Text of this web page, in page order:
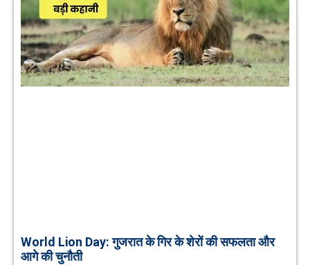
World Lion Day: गुजरात के गिर के शेरों की सफलता और
आगे की चुनौती